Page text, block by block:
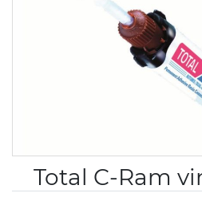
Total C-Ram